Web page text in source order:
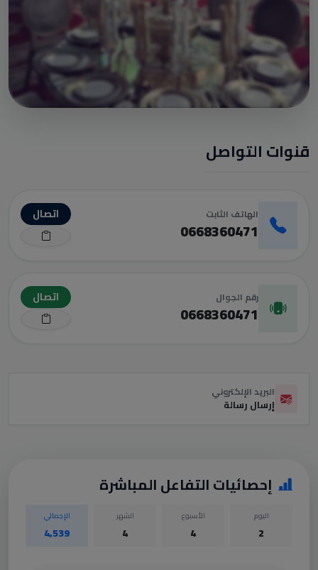
قنوات التواصل
الهاتف الثابت
0668360471
اتصال
رقم الجوال
0668360471
اتصال
البريد الإلكتروني
إرسال رسالة
إحصائيات التفاعل المباشرة
اليوم
2
الأسبوع
4
الشهر
4
الإجمالي
4,539